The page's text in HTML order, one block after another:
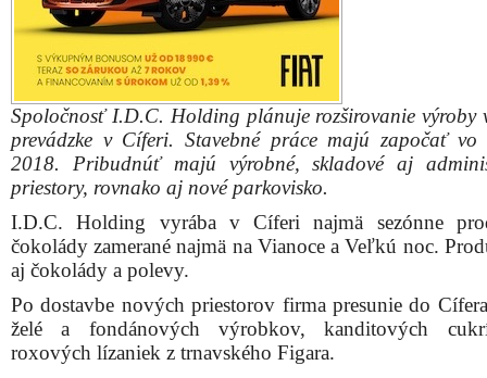
Spoločnosť I.D.C. Holding plánuje rozširovanie výroby
prevádzke v Cíferi. Stavebné práce majú započať vo
2018. Pribudnúť majú výrobné, skladové aj
priestory, rovnako aj nové parkovisko.
I.D.C. Holding vyrába v Cíferi najmä sezónne
čokolády zamerané najmä na Vianoce a Veľkú noc.
aj čokolády a polevy.
Po dostavbe nových priestorov firma presunie do
želé a fondánových výrobkov, kanditových
roxových lízaniek z trnavského Figara.